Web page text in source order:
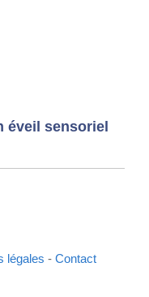
éveil sensoriel
légales - Contact